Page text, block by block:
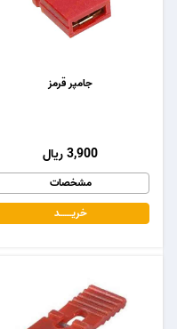
جامپر قرمز
3,900 ریال
مشخصات
خریـــــــد